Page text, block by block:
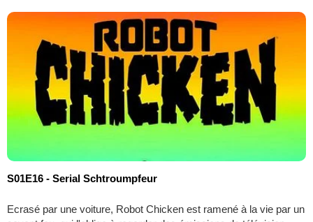
S01E16 - Serial Schtroumpfeur
Ecrasé par une voiture, Robot Chicken est ramené à la vie par un